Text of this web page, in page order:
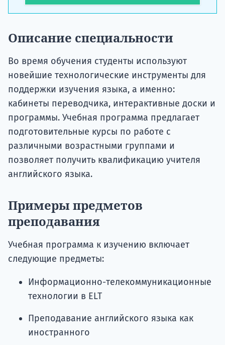
Описание специальности
Во время обучения студенты используют
новейшие технологические инструменты для
поддержки изучения языка, а именно:
кабинеты переводчика, интерактивные доски и
программы. Учебная программа предлагает
подготовительные курсы по работе с
различными возрастными группами и
позволяет получить квалификацию учителя
английского языка.
Примеры предметов
преподавания
Учебная программа к изучению включает
следующие предметы:
Информационно-телекоммуникационные
технологии в ELT
Преподавание английского языка как
иностранного